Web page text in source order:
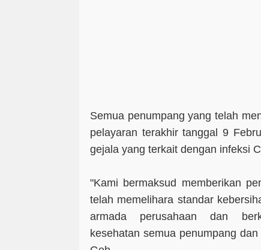
Semua penumpang yang telah
pelayaran terakhir tanggal 9
gejala yang terkait dengan infeksi
"Kami bermaksud memberikan
telah memelihara standar
armada perusahaan dan
kesehatan semua penumpang